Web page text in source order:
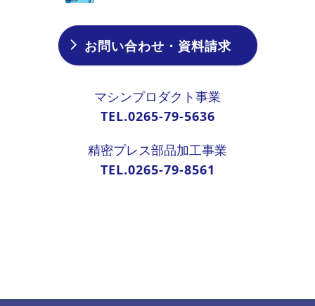
お問い合わせ・資料請求
マシンプロダクト事業
TEL.0265-79-5636
精密プレス部品加工事業
TEL.0265-79-8561